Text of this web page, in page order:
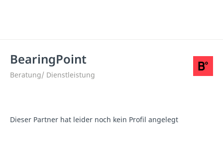
BearingPoint
Beratung/ Dienstleistung
Dieser Partner hat leider noch kein Profil angelegt